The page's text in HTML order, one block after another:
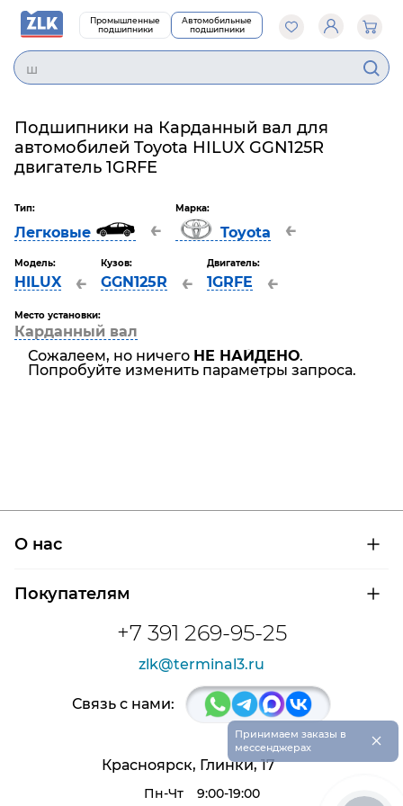
Промышленные
подшипники
Автомобильные
подшипники
Подшипники на Карданный вал для
автомобилей Toyota HILUX GGN125R
двигатель 1GRFE
Тип:
Легковые ←
Марка:
Toyota ←
Модель:
HILUX ←
Кузов:
GGN125R ←
Двигатель:
1GRFE ←
Место установки:
Карданный вал
Сожалеем, но ничего НЕ НАЙДЕНО.
Попробуйте изменить параметры запроса.
+7 391 269-95-25
zlk@terminal3.ru
О нас
Сертификаты на продукцию
Покупателям
Доставка и оплата
Расшифровка маркировки подшипников
Связь с нами:
Красноярск, Глинки, 17
Пн-Чт 9:00-19:00
Принимаем заказы в
мессенджерах
×